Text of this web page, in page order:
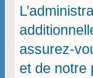
assurez-
et de notre